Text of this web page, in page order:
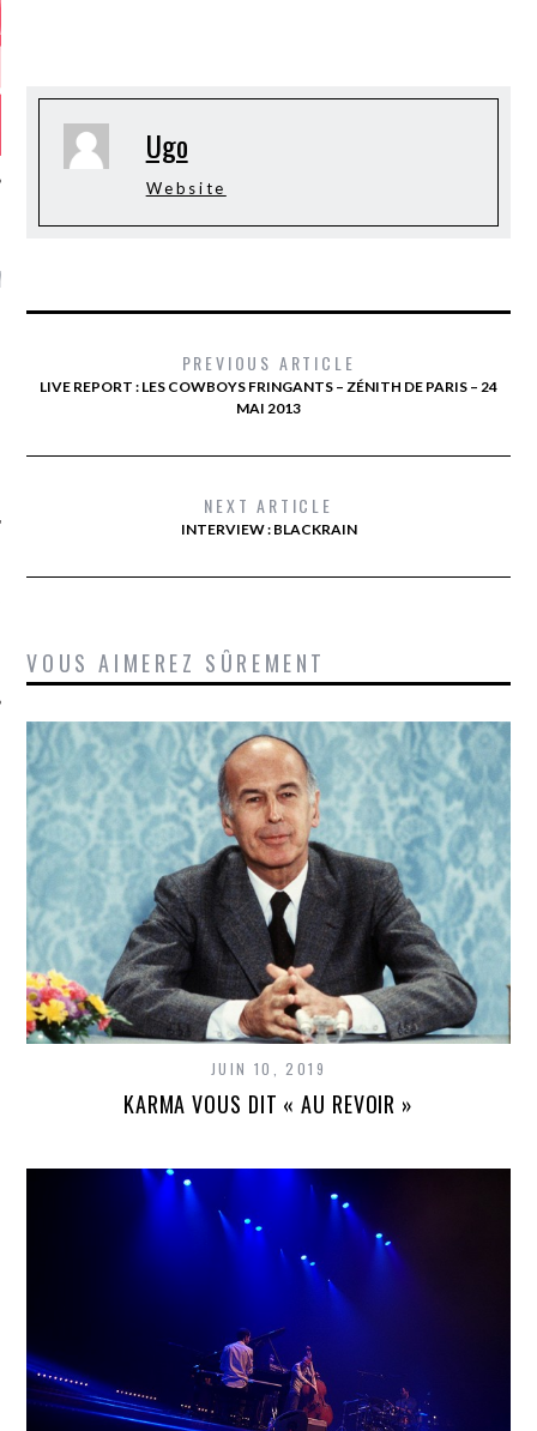
ANNIVERSAIRE
Ugo
Website
PREVIOUS ARTICLE
LIVE REPORT : LES COWBOYS FRINGANTS – ZÉNITH DE PARIS – 24
MAI 2013
NEXT ARTICLE
INTERVIEW : BLACKRAIN
VOUS AIMEREZ SÛREMENT
JUIN 10, 2019
KARMA VOUS DIT « AU REVOIR »